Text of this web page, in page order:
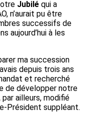
Jubilé qui a
n’aurait pu être
successifs de
aujourd’hui à les
ma succession
depuis trois ans
et recherché
de développer notre
ailleurs, modifié
Président suppléant.